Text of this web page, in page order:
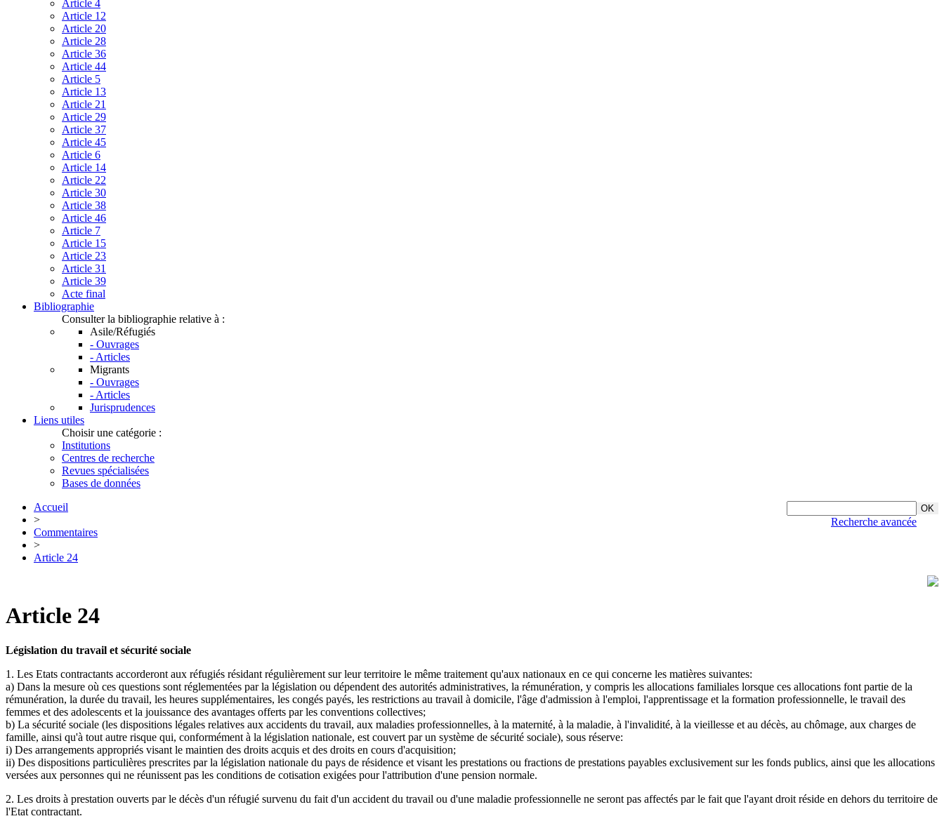
Article 4
Article 12
Article 20
Article 28
Article 36
Article 44
Article 5
Article 13
Article 21
Article 29
Article 37
Article 45
Article 6
Article 14
Article 22
Article 30
Article 38
Article 46
Article 7
Article 15
Article 23
Article 31
Article 39
Acte final
Bibliographie
Consulter la bibliographie relative à :
Asile/Réfugiés
- Ouvrages
- Articles
Migrants
- Ouvrages
- Articles
Jurisprudences
Liens utiles
Choisir une catégorie :
Institutions
Centres de recherche
Revues spécialisées
Bases de données
Recherche avancée
Accueil
>
Commentaires
>
Article 24
Article 24
Législation du travail et sécurité sociale
1. Les Etats contractants accorderont aux réfugiés résidant régulièrement sur leur territoire le même traitement qu'aux nationaux en ce qui concerne les matières suivantes:
a) Dans la mesure où ces questions sont réglementées par la législation ou dépendent des autorités administratives, la rémunération, y compris les allocations familiales lorsque ces allocations font partie de la
rémunération, la durée du travail, les heures supplémentaires, les congés payés, les restrictions au travail à domicile, l'âge d'admission à l'emploi, l'apprentissage et la formation professionnelle, le travail des
femmes et des adolescents et la jouissance des avantages offerts par les conventions collectives;
b) La sécurité sociale (les dispositions légales relatives aux accidents du travail, aux maladies professionnelles, à la maternité, à la maladie, à l'invalidité, à la vieillesse et au décès, au chômage, aux charges de
famille, ainsi qu'à tout autre risque qui, conformément à la législation nationale, est couvert par un système de sécurité sociale), sous réserve:
i) Des arrangements appropriés visant le maintien des droits acquis et des droits en cours d'acquisition;
ii) Des dispositions particulières prescrites par la législation nationale du pays de résidence et visant les prestations ou fractions de prestations payables exclusivement sur les fonds publics, ainsi que les allocations
versées aux personnes qui ne réunissent pas les conditions de cotisation exigées pour l'attribution d'une pension normale.
2. Les droits à prestation ouverts par le décès d'un réfugié survenu du fait d'un accident du travail ou d'une maladie professionnelle ne seront pas affectés par le fait que l'ayant droit réside en dehors du territoire de
l'Etat contractant.